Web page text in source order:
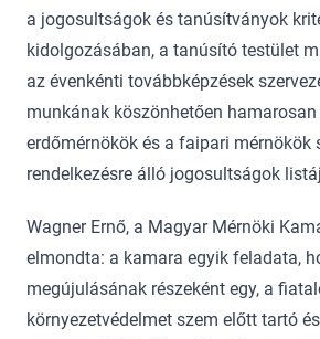
a jogosultságok és tanúsítványok
kidolgozásában, a tanúsító testület
az évenkénti továbbképzések
munkának köszönhetően
erdőmérnökök és a faipari mérnökök
rendelkezésre álló jogosultságok
Wagner Ernő, a Magyar Mérnöki
elmondta: a kamara egyik feladata,
megújulásának részeként egy, a
környezetvédelmet szem előtt tartó